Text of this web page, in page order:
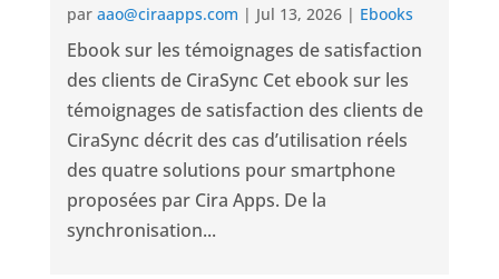
par aao@ciraapps.com | Jul 13, 2026| Ebooks
Ebook sur les témoignages de satisfaction
des clients de CiraSync Cet ebook sur les
témoignages de satisfaction des clients de
CiraSync décrit des cas d’utilisation réels
des quatre solutions pour smartphone
proposées par Cira Apps. De la
synchronisation...